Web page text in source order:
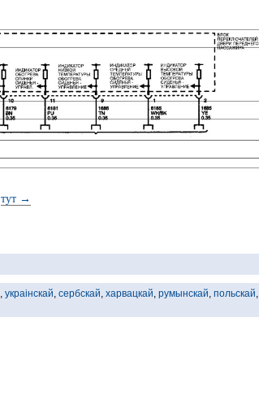
тут →
, украінскай, сербскай, харвацкай, румынскай, польскай,